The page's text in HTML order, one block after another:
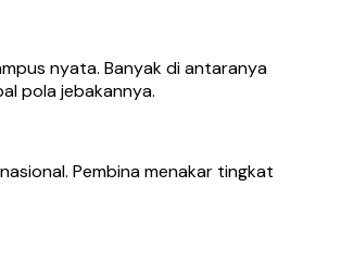
nyata. Banyak di antaranya
pola jebakannya.
Pembina menakar tingkat